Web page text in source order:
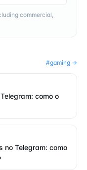
commercial,
#gaming →
como o
no Telegram: como